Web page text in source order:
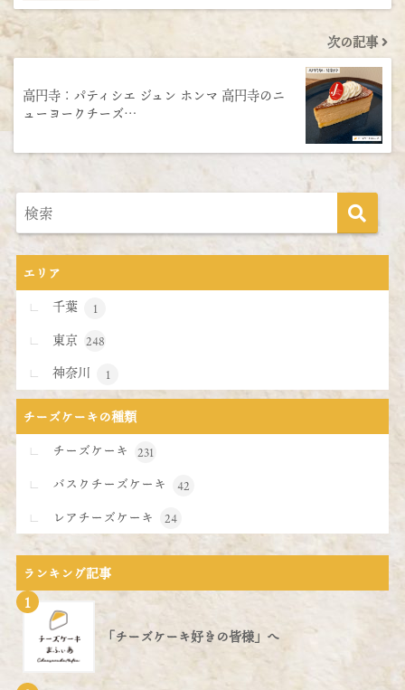
次の記事
高円寺：パティシエ ジュン ホンマ 高円寺のニ
ューヨークチーズ…
エリア
千葉
1
東京 248
神奈川 1
チーズケーキの種類
チーズケーキ
231
バスクチーズケーキ 42
レアチーズケーキ 24
ランキング記事
1
「チーズケーキ好きの皆様」へ